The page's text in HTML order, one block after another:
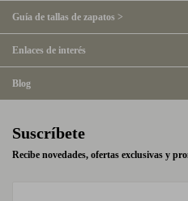
Guía de tallas de zapatos >
Enlaces de interés
Blog
Suscríbete
Recibe novedades, ofertas exclusivas y